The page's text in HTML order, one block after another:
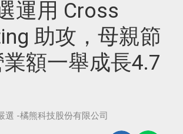
運用 Cross
助攻，母親節
額一舉成長4.7
選 -橘熊科技股份有限公司